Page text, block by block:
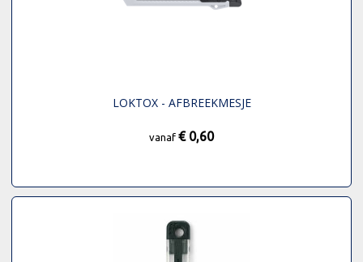
LOKTOX - AFBREEKMESJE
vanaf € 0,60